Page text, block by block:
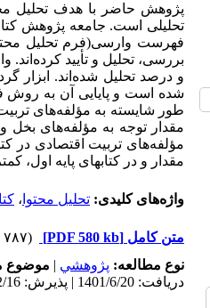
پژوهش حاضر با هدف تحلیل
فهرست وارسی(فرم تحلیل
بررسی، تحلیل و تأیید
و درصد تحلیل شده‌­اند. ابزار
طور شایسته به مؤلفه­‌های
مقدار توجه به مؤلفه­‌های بخل
مؤلفه­‌های تربیت اقتصادی در
مقدار و در کتابهای ­پایه اول،
واژه‌های کلیدی: تحلیل محتوا ،
متن کامل [PDF 580 kb]
(۷۸۷ دریافت)
نوع مطالعه: پژوهشي | موضوع
دریافت: 1401/6/20 | پذیرش: 1401/12/16 | انتشار: 1404/10/10